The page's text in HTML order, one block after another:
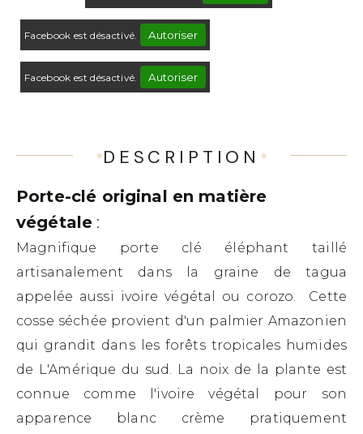
Facebook est désactivé. Autoriser
Facebook est désactivé. Autoriser
DESCRIPTION
Porte-clé original en matière
végétale :
Magnifique porte clé éléphant taillé
artisanalement dans la graine de tagua
appelée aussi ivoire végétal ou corozo. Cette
cosse séchée provient d'un palmier Amazonien
qui grandit dans les forêts tropicales humides
de L'Amérique du sud. La noix de la plante est
connue comme l'ivoire végétal pour son
apparence blanc crème pratiquement